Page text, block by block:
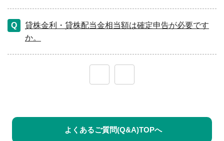
貸株金利・貸株配当金相当額は確定申告が必要です
か。
よくあるご質問(Q&A)TOPへ